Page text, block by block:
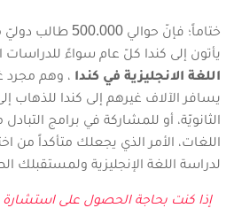
ختاماً؛ فإنّ حوالي
يأتون إلى كندا كلّ عام سواءً للدراسات
اللغة الانجليزية في كندا ، وهم
يسافر الآلاف غيرهم إلى كندا للذهاب
الثانويّة، أو للمشاركة في برامج
اللغات، الأمر الذي يجعلك متأكداً من
لدراسة اللغة الإنجليزية
إذا كنت بحاجة الحصول على استشارة